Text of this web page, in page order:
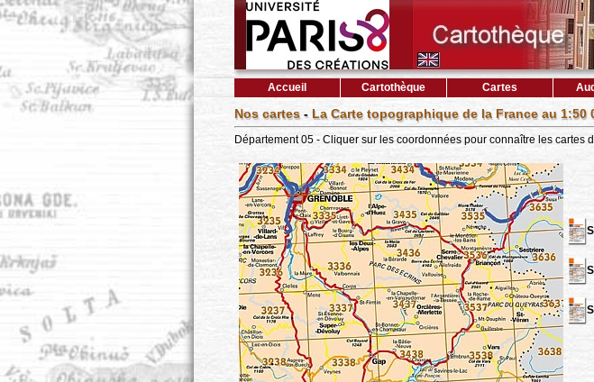
Accueil Cartothèque Cartes
Nos cartes- La Carte topographique de la France au 1:50
Département 05 - Cliquer sur les coordonnées pour connaître les cartes